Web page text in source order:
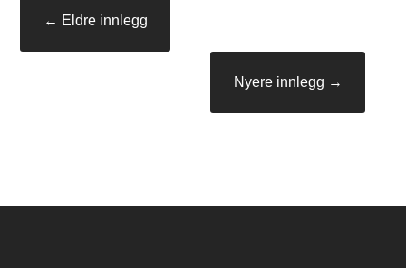
Innleggsnavigasjon
← Eldre innlegg
Nyere innlegg →